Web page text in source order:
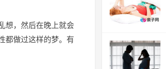
想，然后在晚上就会
都做过这样的梦。有